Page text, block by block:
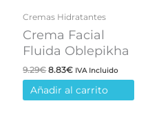
Cremas Hidratantes
Crema Facial
Fluida Oblepikha
9.29€El
precio
original
era:
8.83€El
precio
actual
es:
IVA Incluido
Añadir al carrito